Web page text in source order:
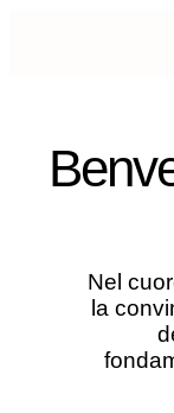
Nel
la